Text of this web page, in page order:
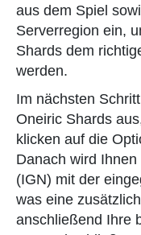
aus dem Spiel
Serverregion ein,
Shards dem
werden.
Im nächsten
Oneiric Shards
klicken auf die
Danach wird
(IGN) mit der
was eine
anschließend Ihre